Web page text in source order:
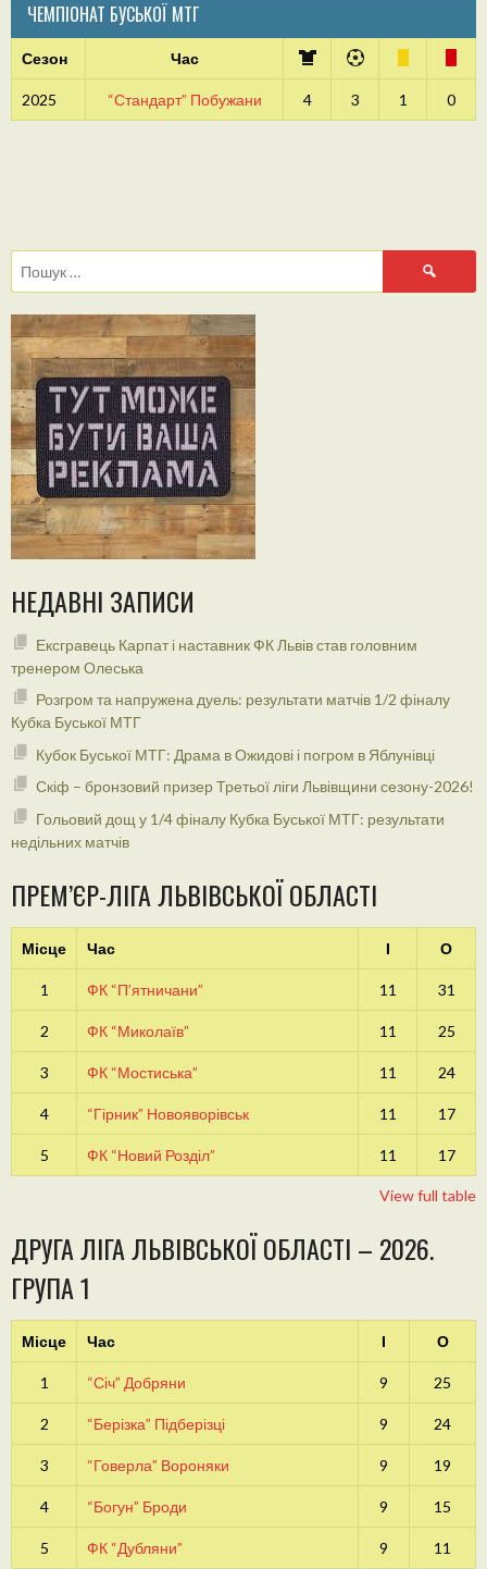
ЧЕМПІОНАТ БУСЬКОЇ МТГ
Сезон Час
2025 “Стандарт” Побужани 4 3 1 0
Пошук:
НЕДАВНІ ЗАПИСИ
Ексгравець Карпат і наставник ФК Львів став головним
тренером Олеська
Розгром та напружена дуель: результати матчів 1/2 фіналу
Кубка Буської МТГ
Кубок Буської МТГ: Драма в Ожидові і погром в Яблунівці
Скіф – бронзовий призер Третьої ліги Львівщини сезону-2026!
Гольовий дощ у 1/4 фіналу Кубка Буської МТГ: результати
недільних матчів
ПРЕМ’ЄР-ЛІГА ЛЬВІВСЬКОЇ ОБЛАСТІ
Місце Час І О
1 ФК “П’ятничани” 11 31
2 ФК “Миколаїв” 11 25
3 ФК “Мостиська” 11 24
4 “Гірник” Новояворівськ 11 17
5 ФК “Новий Розділ” 11 17
View full table
ДРУГА ЛІГА ЛЬВІВСЬКОЇ ОБЛАСТІ – 2026.
ГРУПА 1
Місце Час І О
1 “Січ” Добряни 9 25
2 “Берізка” Підберізці 9 24
3 “Говерла” Вороняки 9 19
4 “Богун” Броди 9 15
5 ФК “Дубляни” 9 11